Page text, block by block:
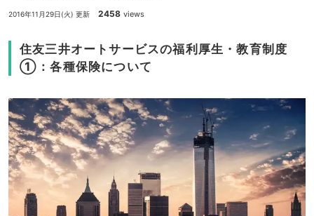
2016年11月29日(火) 更新 2458 views
住友三井オートサービスの福利厚生・教育制度
①：各種保険について